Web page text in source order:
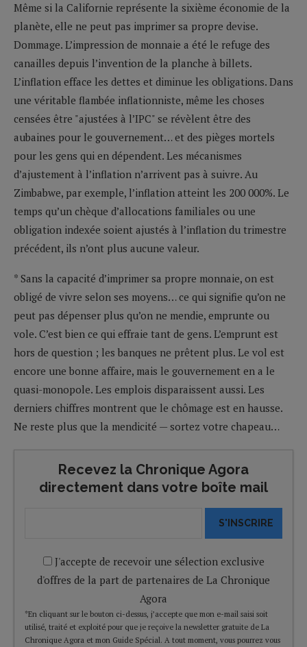
Même si la Californie représente la sixième économie de la
planète, elle ne peut pas imprimer sa propre devise.
Dommage. L’impression de monnaie a été le refuge des
canailles depuis l’invention de la planche à billets.
L’inflation efface les dettes et diminue les obligations. Dans
une véritable flambée inflationniste, même les choses
censées être "ajustées à l’IPC" se révèlent être des
aubaines pour le gouvernement… et des pièges mortels
pour les gens qui en dépendent. Les mécanismes
d’ajustement à l’inflation n’arrivent pas à suivre. Au
Zimbabwe, par exemple, l’inflation atteint les 200 000%. Le
temps qu’un chèque d’allocations familiales ou une
obligation indexée soient ajustés à l’inflation du trimestre
précédent, ils n’ont plus aucune valeur.
* Sans la capacité d’imprimer sa propre monnaie, on est
obligé de vivre selon ses moyens… ce qui signifie qu’on ne
peut pas dépenser plus qu’on ne mendie, emprunte ou
vole. C’est bien ce qui effraie tant de gens. L’emprunt est
hors de question ; les banques ne prêtent plus. Le vol est
encore une bonne affaire, mais le gouvernement en a le
quasi-monopole. Les emplois disparaissent aussi. Les
derniers chiffres montrent que le chômage est en hausse.
Ne reste plus que la mendicité — sortez votre chapeau…
Recevez la Chronique Agora
directement dans votre boîte mail
S'INSCRIRE
J'accepte de recevoir une sélection exclusive
d'offres de la part de partenaires de La Chronique
Agora
*En cliquant sur le bouton ci-dessus, j’accepte que mon e-mail saisi soit
utilisé, traité et exploité pour que je reçoive la newsletter gratuite de La
Chronique Agora et mon Guide Spécial. A tout moment, vous pourrez vous